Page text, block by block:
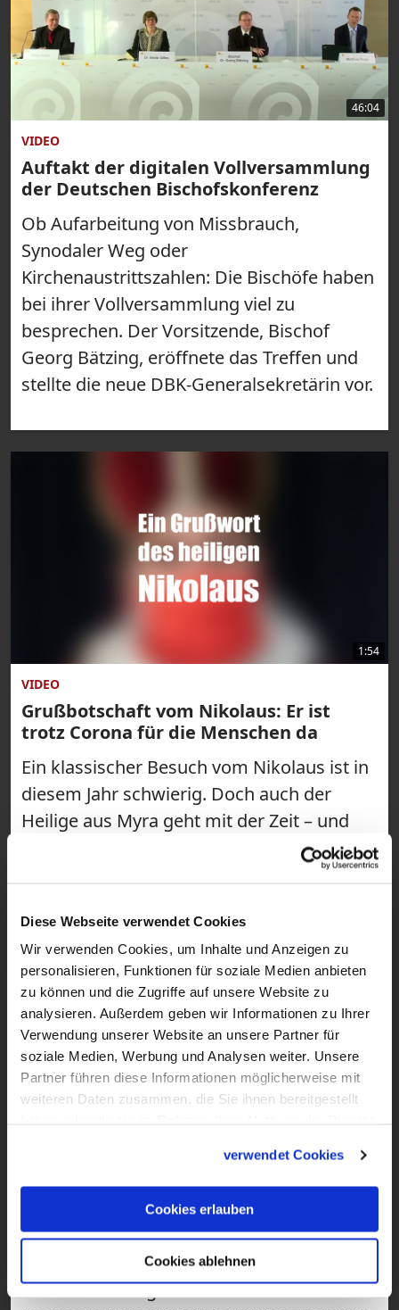
Diese Webseite verwendet Cookies
Wir verwenden Cookies, um Inhalte und Anzeigen zu
personalisieren, Funktionen für soziale Medien anbieten
zu können und die Zugriffe auf unsere Website zu
analysieren. Außerdem geben wir Informationen zu Ihrer
Verwendung unserer Website an unsere Partner für
soziale Medien, Werbung und Analysen weiter. Unsere
Partner führen diese Informationen möglicherweise mit
weiteren Daten zusammen, die Sie ihnen bereitgestellt
verwendet Cookies
Cookies erlauben
Cookies ablehnen
46:04
VIDEO
Auftakt der digitalen Vollversammlung
der Deutschen Bischofskonferenz
Ob Aufarbeitung von Missbrauch,
Synodaler Weg oder
Kirchenaustrittszahlen: Die Bischöfe haben
bei ihrer Vollversammlung viel zu
besprechen. Der Vorsitzende, Bischof
Georg Bätzing, eröffnete das Treffen und
stellte die neue DBK-Generalsekretärin vor.
1:54
VIDEO
Grußbotschaft vom Nikolaus: Er ist
trotz Corona für die Menschen da
Ein klassischer Besuch vom Nikolaus ist in
diesem Jahr schwierig. Doch auch der
Heilige aus Myra geht mit der Zeit – und
meldet sich per Video-Botschaft über
katholisch.de zu Wort. Dabei verrät er
kontaktloses Helfen ist.
VIDEO
DIY: Ostereier-Lettering
Es wird wieder gelettert: Statt bunt-